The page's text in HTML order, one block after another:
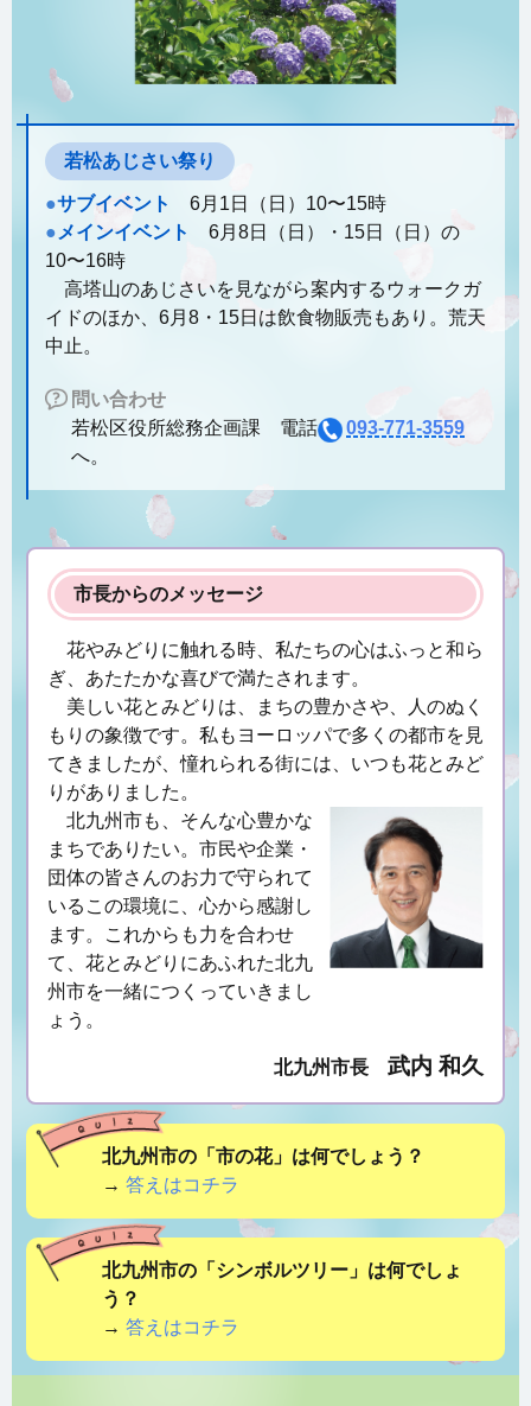
若松あじさい祭り
●サブイベント
6月1日（日）10〜15時
● メインイベント
6月8日（日）・15日（日）の
10〜16時
高塔山のあじさいを見ながら案内するウォークガ
イドのほか、6月8・15日は飲食物販売もあり。荒天
中止。
問い合わせ
若松区役所総務企画課 電話
093-771-3559
へ。
市長からのメッセージ
花やみどりに触れる時、私たちの心はふっと和ら
ぎ、あたたかな喜びで満たされます。
美しい花とみどりは、まちの豊かさや、人のぬく
もりの象徴です。私もヨーロッパで多くの都市を見
てきましたが、憧れられる街には、いつも花とみど
りがありました。
北九州市も、そんな心豊かな
まちでありたい。市民や企業・
団体の皆さんのお力で守られて
いるこの環境に、心から感謝し
ます。これからも力を合わせ
て、花とみどりにあふれた北九
州市を一緒につくっていきまし
ょう。
北九州市長 武内 和久
北九州市の「市の花」は何でしょう？
→ 答えはコチラ
北九州市の「シンボルツリー」は何でしょ
う？
→ 答えはコチラ